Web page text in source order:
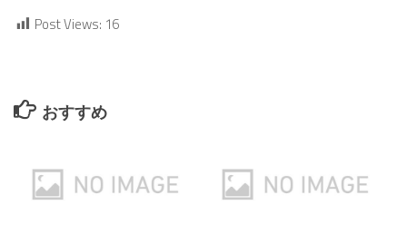
Post Views: 16
おすすめ